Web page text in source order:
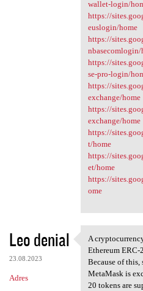
wallet-login/
https://
euslogin/home
https://
nbasecomlogin/
https://
se-pro-login/
https://
exchange/home
https://
exchange/home
https://
t/home
https://
et/home
https://
ome
Leo denial
23.08.2023
Adres
A
A
Ethereum
Because of
MetaMask is
20 tokens are